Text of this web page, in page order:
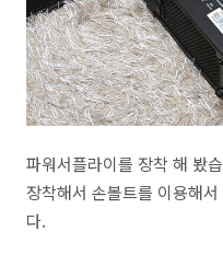
파워서플라이를 장착 해 봤
장착해서 손볼트를 이용해
다.